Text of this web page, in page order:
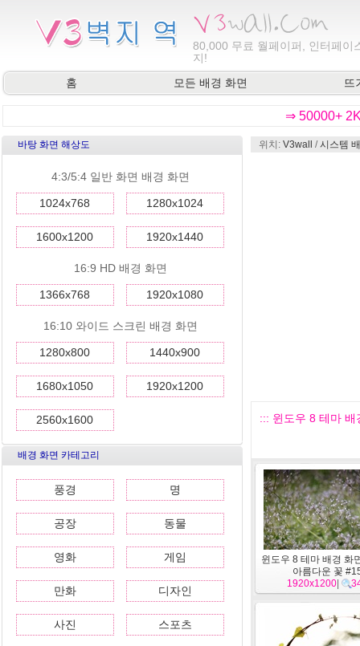
80,000 무료 월페이퍼, 인터페이
지!
홈
모든 배경 화면 뜨
⇒ 50000+
바탕 화면 해상도
4:3/5:4 일반 화면 배경 화면
1024x768 1280x1024
1600x1200 1920x1440
16:9 HD 배경 화면
1366x768 1920x1080
16:10 와이드 스크린 배경 화면
1280x800 1440x900
1680x1050 1920x1200
2560x1600
배경 화면 카테고리
풍경 명
공장 동물
영화 게임
만화 디자인
사진 스포츠
위치: V3wall /시스템
::: 윈도우 8 테마
윈도우 8 테마 배경 화
아름다운 꽃
1920x1200